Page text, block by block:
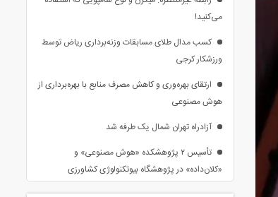
می‌کنید!
کسب مدال طلای مسابقات وزنه‌برداری ریاض توسط
ورزشکار کرجی
ارتقای بهره‌وری و کاهش مصرف منابع با بهره‌برداری از
هوش مصنوعی
آزادراه تهران شمال یک طرفه شد
تأسیس ۲ پژوهشکده «هوش مصنوعی» و
«کلان‌داده» در پژوهشگاه بیوتکنولوژی کشاورزی